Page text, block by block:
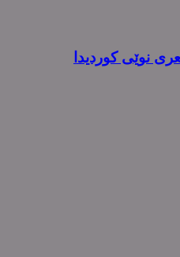
نوێی کوردیدا